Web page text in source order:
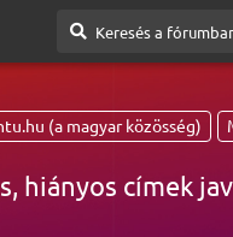
(a magyar közösség)
hiányos címek